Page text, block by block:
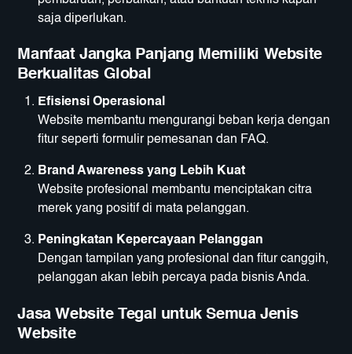
saja diperlukan.
Manfaat Jangka Panjang Memiliki Website
Berkualitas Global
Efisiensi Operasional
Website membantu mengurangi beban kerja dengan
fitur seperti formulir pemesanan dan FAQ.
Brand Awareness yang Lebih Kuat
Website profesional membantu menciptakan citra
merek yang positif di mata pelanggan.
Peningkatan Kepercayaan Pelanggan
Dengan tampilan yang profesional dan fitur canggih,
pelanggan akan lebih percaya pada bisnis Anda.
Jasa Website Tegal untuk Semua Jenis
Website